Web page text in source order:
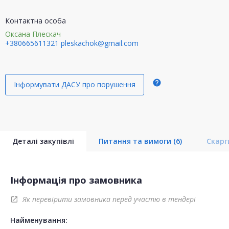
Контактна особа
Оксана Плескач
+380665611321 pleskachok@gmail.com
Інформувати ДАСУ про порушення help
Деталі закупівлі Питання та вимоги (6)
Інформація про замовника
open_in_new Як перевірити замовника перед участю в тендері
Найменування: